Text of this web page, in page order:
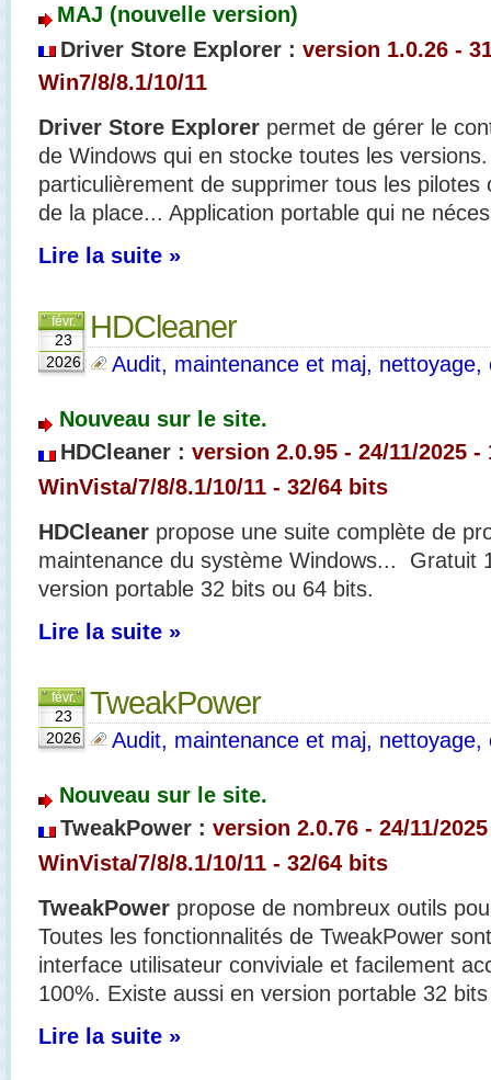
MAJ (nouvelle version)
Driver Store Explorer : version 1.0.26 -
Win7/8/8.1/10/11
Driver Store Explorer permet de gérer le
de Windows qui en stocke toutes les
particulièrement de supprimer tous les
de la place... Application portable qui ne
Lire la suite »
févr.
23
2026
HDCleaner
Audit, maintenance et maj, nettoyage,
Nouveau sur le site.
HDCleaner : version 2.0.95 - 24/11/2025 -
WinVista/7/8/8.1/10/11 - 32/64 bits
HDCleaner propose une suite complète de
maintenance du système Windows... Gratuit
version portable 32 bits ou 64 bits.
Lire la suite »
févr.
23
2026
TweakPower
Audit, maintenance et maj, nettoyage,
Nouveau sur le site.
TweakPower : version 2.0.76 - 24/11/
WinVista/7/8/8.1/10/11 - 32/64 bits
TweakPower propose de nombreux outils
Toutes les fonctionnalités de TweakPower
interface utilisateur conviviale et facilement
100%. Existe aussi en version portable 32
Lire la suite »